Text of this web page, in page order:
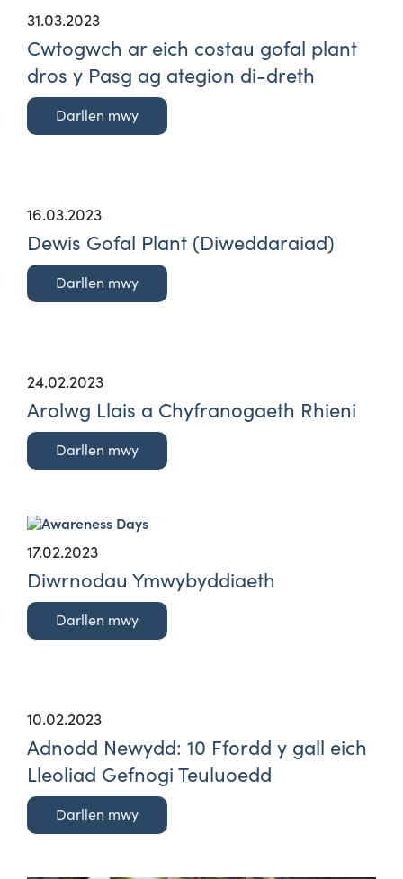
31.03.2023
Cwtogwch ar eich costau gofal plant
dros y Pasg ag ategion di-dreth
Darllen mwy
16.03.2023
Dewis Gofal Plant (Diweddaraiad)
Darllen mwy
24.02.2023
Arolwg Llais a Chyfranogaeth Rhieni
Darllen mwy
17.02.2023
Diwrnodau Ymwybyddiaeth
Darllen mwy
10.02.2023
Adnodd Newydd: 10 Ffordd y gall eich
Lleoliad Gefnogi Teuluoedd
Darllen mwy